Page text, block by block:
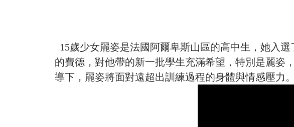
15歲少女麗姿是法國阿爾卑斯山區的高中生，她入
的費德，對他帶的新一批學生充滿希望，特別是麗姿
導下，麗姿將面對遠超出訓練過程的身體與情感壓力